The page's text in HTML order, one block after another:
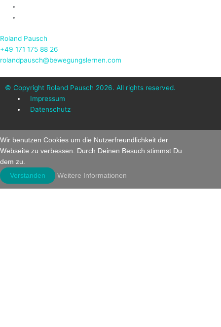
Roland Pausch
+49 171 175 88 26
rolandpausch@bewegungslernen.com
© Copyright Roland Pausch 2026. All rights reserved.
Impressum
Datenschutz
Wir benutzen Cookies um die Nutzerfreundlichkeit der
Webseite zu verbessen. Durch Deinen Besuch stimmst Du
dem zu.
Verstanden
Weitere Informationen